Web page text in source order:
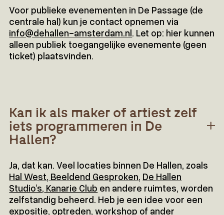
Voor publieke evenementen in De Passage (de
centrale hal) kun je contact opnemen via
info@dehallen-amsterdam.nl. Let op: hier kunnen
alleen publiek toegangelijke evenemente (geen
ticket) plaatsvinden.
Kan ik als maker of artiest zelf
iets programmeren in De
Hallen?
Ja, dat kan. Veel locaties binnen De Hallen, zoals
Hal West, Beeldend Gesproken, De Hallen
Studio’s, Kanarie Club en andere ruimtes, worden
zelfstandig beheerd. Heb je een idee voor een
expositie, optreden, workshop of ander